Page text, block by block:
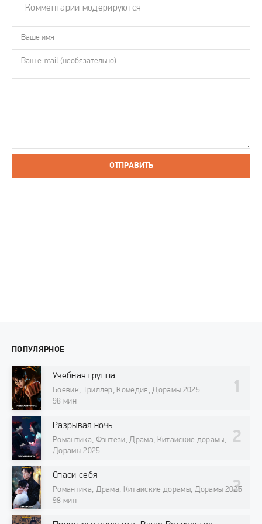
Комментарии модерируются
ОТПРАВИТЬ
ПОПУЛЯРНОЕ
Учебная группа
Боевик, Триллер, Комедия, Дорамы 2025
98 мин
Разрывая ночь
Романтика, Фэнтези, Драма, Китайские дорамы,
Дорамы 2025
Спаси себя
Романтика, Драма, Китайские дорамы, Дорамы 2025
98 мин